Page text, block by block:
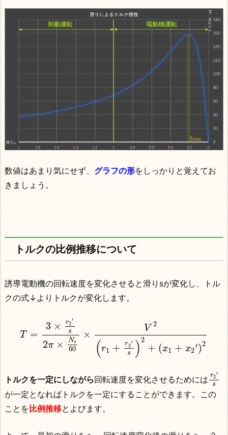
数値はあまり気にせず、 グラフの形をしっかりと覚えてお
きましょう。
トルクの比例推移について
誘導電動機の回転速度を変化させると滑りsが変化し、トル
クの式↓よりトルクが変化します。
T =
3 × r2
′
s
2π × Ns
60
×
V 2
(r1 + r2
′
s )2
+ (x1 + x2
′)2
トルクを一定にしながら回転速度を変化させるためには r2
′
s
が一定となればトルクを一定にすることができます。この
ことを比例推移とよびます。